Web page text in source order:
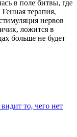
в поле битвы, где
терапия,
нервов
ложится в
больше не будет
то, чего нет